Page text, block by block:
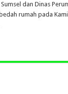
dan Dinas
rumah pada